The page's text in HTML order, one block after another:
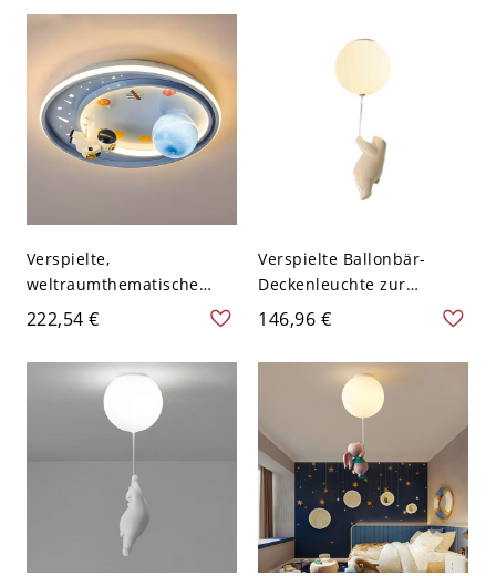
120V Klein Weißlicht
Verspielte,
weltraumthematische
LED-Deckenleuchte für
das Kinderzimmer - Blau
110V-120V
222,54 €
Verspielte Ballonbär-
Deckenleuchte zur
Direktmontage, Harz-
Tierleuchte mit
Glasschirmen fürs
Kinderzimmer - 110V-120V
146,96 €